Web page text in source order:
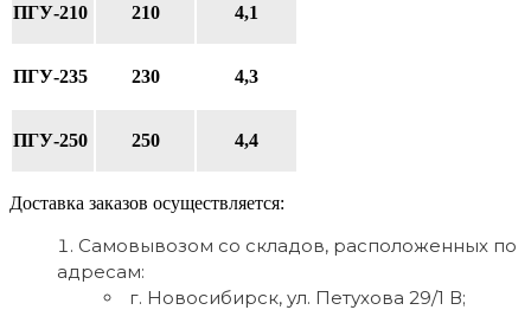
ПГУ-210 210 4,1
ПГУ-235 230 4,3
ПГУ-250 250 4,4
Доставка заказов осуществляется:
Самовывозом со складов, расположенных по
адресам:
г. Новосибирск, ул. Петухова 29/1 В;